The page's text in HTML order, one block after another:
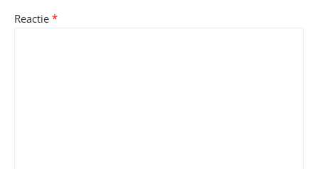
Reactie *